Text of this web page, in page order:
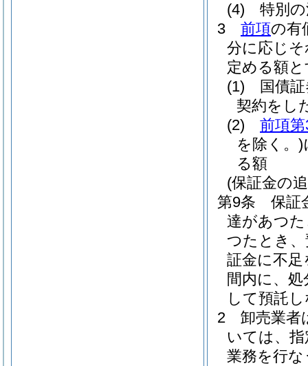
(4)
特別
3
前項の有
分に応じ
定める額
(1)
国債
契約をし
(2)
前項
を除く。)
る額
(保証金の
第9条
保証
達があつ
つたとき
証金に不
間内に、
して預託
2
卸売業者
いては、
業務を行